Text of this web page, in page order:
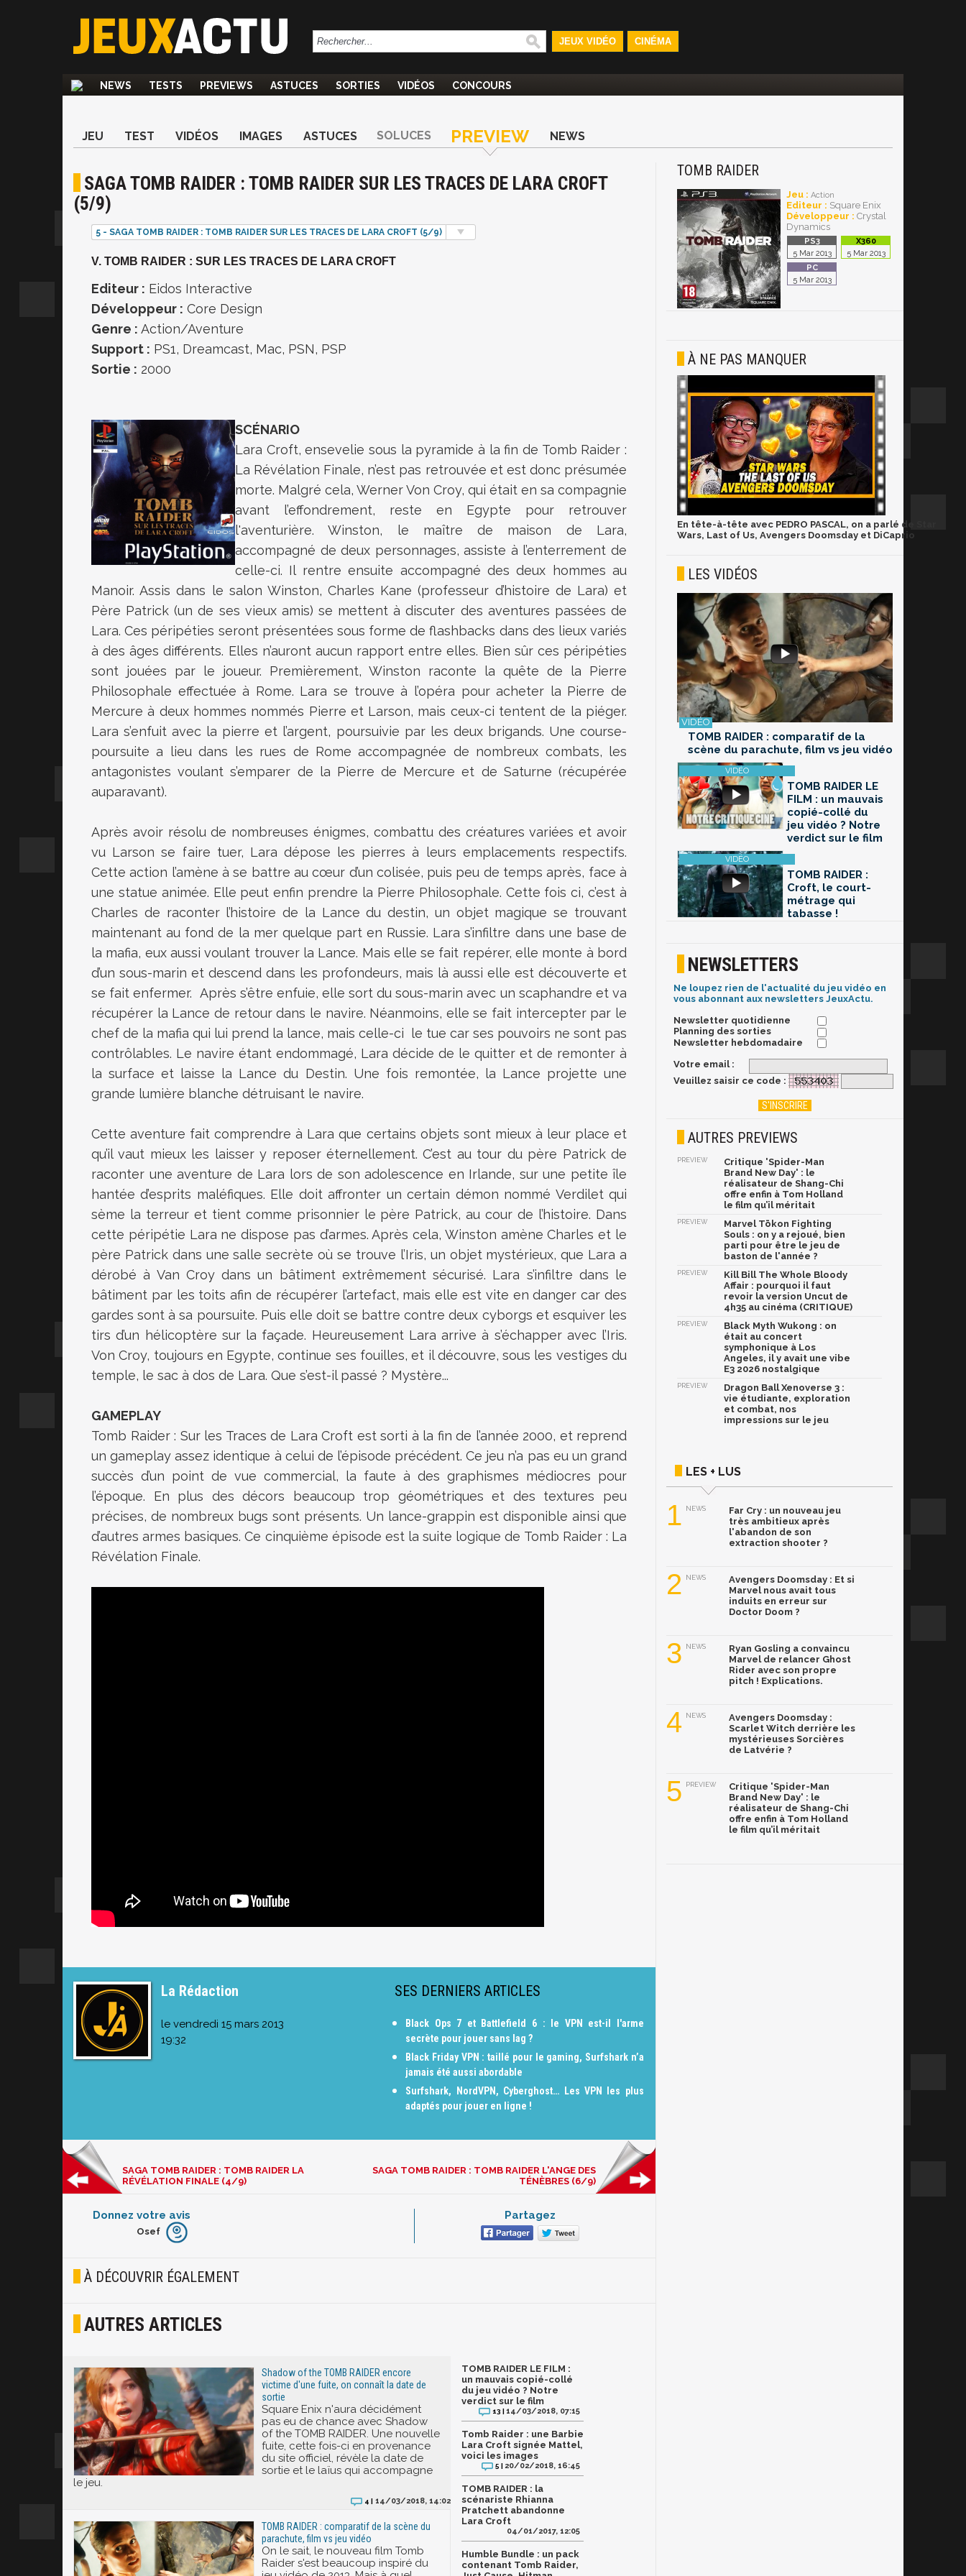
JEUX VIDÉO CINÉMA
NEWS TESTS PREVIEWS ASTUCES SORTIES VIDÉOS CONCOURS
JEU TEST VIDÉOS IMAGES ASTUCES SOLUCES PREVIEW NEWS
SAGA TOMB RAIDER : TOMB RAIDER SUR LES TRACES DE LARA CROFT
(5/9)
5 - SAGA TOMB RAIDER : TOMB RAIDER SUR LES TRACES DE LARA CROFT (5/9)
V. TOMB RAIDER : SUR LES TRACES DE LARA CROFT
Editeur : Eidos Interactive
Développeur : Core Design
Genre : Action/Aventure
Support : PS1, Dreamcast, Mac, PSN, PSP
Sortie : 2000
SCÉNARIO
Lara Croft, ensevelie sous la pyramide à la fin de Tomb Raider :
La Révélation Finale, n’est pas retrouvée et est donc présumée
morte. Malgré cela, Werner Von Croy, qui était en sa compagnie
avant l’effondrement, reste en Egypte pour retrouver
l'aventurière. Winston, le maître de maison de Lara,
accompagné de deux personnages, assiste à l’enterrement de
celle-ci. Il rentre ensuite accompagné des deux hommes au
Manoir. Assis dans le salon Winston, Charles Kane (professeur d’histoire de Lara) et
Père Patrick (un de ses vieux amis) se mettent à discuter des aventures passées de
Lara. Ces péripéties seront présentées sous forme de flashbacks dans des lieux variés
à des âges différents. Elles n’auront aucun rapport entre elles. Bien sûr ces péripéties
sont jouées par le joueur. Premièrement, Winston raconte la quête de la Pierre
Philosophale effectuée à Rome. Lara se trouve à l’opéra pour acheter la Pierre de
Mercure à deux hommes nommés Pierre et Larson, mais ceux-ci tentent de la piéger.
Lara s’enfuit avec la pierre et l’argent, poursuivie par les deux brigands. Une course-
poursuite a lieu dans les rues de Rome accompagnée de nombreux combats, les
antagonistes voulant s’emparer de la Pierre de Mercure et de Saturne (récupérée
auparavant).
Après avoir résolu de nombreuses énigmes, combattu des créatures variées et avoir
vu Larson se faire tuer, Lara dépose les pierres à leurs emplacements respectifs.
Cette action l’amène à se battre au cœur d’un colisée, puis peu de temps après, face à
une statue animée. Elle peut enfin prendre la Pierre Philosophale. Cette fois ci, c’est à
Charles de raconter l’histoire de la Lance du destin, un objet magique se trouvant
maintenant au fond de la mer quelque part en Russie. Lara s’infiltre dans une base de
la mafia, eux aussi voulant trouver la Lance. Mais elle se fait repérer, elle monte à bord
d’un sous-marin et descend dans les profondeurs, mais là aussi elle est découverte et
se fait enfermer. Après s’être enfuie, elle sort du sous-marin avec un scaphandre et va
récupérer la Lance de retour dans le navire. Néanmoins, elle se fait intercepter par le
chef de la mafia qui lui prend la lance, mais celle-ci le tue car ses pouvoirs ne sont pas
contrôlables. Le navire étant endommagé, Lara décide de le quitter et de remonter à
la surface et laisse la Lance du Destin. Une fois remontée, la Lance projette une
grande lumière blanche détruisant le navire.
Cette aventure fait comprendre à Lara que certains objets sont mieux à leur place et
qu’il vaut mieux les laisser y reposer éternellement. C’est au tour du père Patrick de
raconter une aventure de Lara lors de son adolescence en Irlande, sur une petite île
hantée d’esprits maléfiques. Elle doit affronter un certain démon nommé Verdilet qui
sème la terreur et tient comme prisonnier le père Patrick, au cour de l’histoire. Dans
cette péripétie Lara ne dispose pas d’armes. Après cela, Winston amène Charles et le
père Patrick dans une salle secrète où se trouve l’Iris, un objet mystérieux, que Lara a
dérobé à Van Croy dans un bâtiment extrêmement sécurisé. Lara s’infiltre dans le
bâtiment par les toits afin de récupérer l’artefact, mais elle est vite en danger car des
gardes sont à sa poursuite. Puis elle doit se battre contre deux cyborgs et esquiver les
tirs d’un hélicoptère sur la façade. Heureusement Lara arrive à s’échapper avec l’Iris.
Von Croy, toujours en Egypte, continue ses fouilles, et il découvre, sous les vestiges du
temple, le sac à dos de Lara. Que s’est-il passé ? Mystère...
GAMEPLAY
Tomb Raider : Sur les Traces de Lara Croft est sorti à la fin de l’année 2000, et reprend
un gameplay assez identique à celui de l’épisode précédent. Ce jeu n’a pas eu un grand
succès d’un point de vue commercial, la faute à des graphismes médiocres pour
l’époque. En plus des décors beaucoup trop géométriques et des textures peu
précises, de nombreux bugs sont présents. Un lance-grappin est disponible ainsi que
d’autres armes basiques. Ce cinquième épisode est la suite logique de Tomb Raider : La
Révélation Finale.
La Rédaction
le vendredi 15 mars 2013
19:32
SES DERNIERS ARTICLES
Black Ops 7 et Battlefield 6 : le VPN est-il l'arme
secrète pour jouer sans lag ?
Black Friday VPN : taillé pour le gaming, Surfshark n’a
jamais été aussi abordable
Surfshark, NordVPN, Cyberghost… Les VPN les plus
adaptés pour jouer en ligne !
SAGA TOMB RAIDER : TOMB RAIDER LA
RÉVÉLATION FINALE (4/9)
SAGA TOMB RAIDER : TOMB RAIDER L'ANGE DES
TÉNÈBRES (6/9)
Donnez votre avis
Furieux
Joyeux
Osef
Partagez
À DÉCOUVRIR ÉGALEMENT
AUTRES ARTICLES
Shadow of the TOMB RAIDER encore
victime d'une fuite, on connaît la date de
sortie
Square Enix n'aura décidément
pas eu de chance avec Shadow
of the TOMB RAIDER. Une nouvelle
fuite, cette fois-ci en provenance
du site officiel, révèle la date de
sortie et le laïus qui accompagne
le jeu.
4 | 14/03/2018, 14:02
TOMB RAIDER : comparatif de la scène du
parachute, film vs jeu vidéo
On le sait, le nouveau film Tomb
Raider s'est beaucoup inspiré du
TOMB RAIDER LE FILM :
un mauvais copié-collé
du jeu vidéo ? Notre
verdict sur le film
13 |14/03/2018, 07:15
Tomb Raider : une Barbie
Lara Croft signée Mattel,
voici les images
5 | 20/02/2018, 16:45
TOMB RAIDER : la
scénariste Rhianna
Pratchett abandonne
Lara Croft
04/01/2017, 12:05
Humble Bundle : un pack
contenant Tomb Raider,
TOMB RAIDER
Jeu : Action
Editeur : Square Enix
Développeur : Crystal
Dynamics
5 Mar 2013 5 Mar 2013
5 Mar 2013
À NE PAS MANQUER
En tête-à-tête avec PEDRO PASCAL, on a parlé de Star
Wars, Last of Us, Avengers Doomsday et DiCaprio
LES VIDÉOS
TOMB RAIDER : comparatif de la
scène du parachute, film vs jeu vidéo
TOMB RAIDER LE
FILM : un mauvais
copié-collé du
jeu vidéo ? Notre
verdict sur le film
TOMB RAIDER :
Croft, le court-
métrage qui
tabasse !
NEWSLETTERS
Ne loupez rien de l'actualité du jeu vidéo en
vous abonnant aux newsletters JeuxActu.
Newsletter quotidienne
Planning des sorties
Newsletter hebdomadaire
Votre email :
Veuillez saisir ce code :
AUTRES PREVIEWS
PREVIEW
Critique 'Spider-Man
Brand New Day' : le
réalisateur de Shang-Chi
offre enfin à Tom Holland
le film qu’il méritait
PREVIEW
Marvel Tōkon Fighting
Souls : on y a rejoué, bien
parti pour être le jeu de
baston de l'année ?
PREVIEW
Kill Bill The Whole Bloody
Affair : pourquoi il faut
revoir la version Uncut de
4h35 au cinéma (CRITIQUE)
PREVIEW
Black Myth Wukong : on
était au concert
symphonique à Los
Angeles, il y avait une vibe
E3 2026 nostalgique
PREVIEW
Dragon Ball Xenoverse 3 :
vie étudiante, exploration
et combat, nos
impressions sur le jeu
LES + LUS
1 NEWS
Far Cry : un nouveau jeu
très ambitieux après
l'abandon de son
extraction shooter ?
2 NEWS
Avengers Doomsday : Et si
Marvel nous avait tous
induits en erreur sur
Doctor Doom ?
3 NEWS
Ryan Gosling a convaincu
Marvel de relancer Ghost
Rider avec son propre
pitch ! Explications.
4 NEWS
Avengers Doomsday :
Scarlet Witch derrière les
mystérieuses Sorcières
de Latvérie ?
5 PREVIEW
Critique 'Spider-Man
Brand New Day' : le
réalisateur de Shang-Chi
offre enfin à Tom Holland
le film qu’il méritait